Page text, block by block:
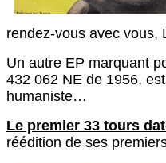
rendez-vous avec vous,
Un autre EP marquant
432 062 NE de 1956,
humaniste…
Le premier 33 tours
réédition de ses